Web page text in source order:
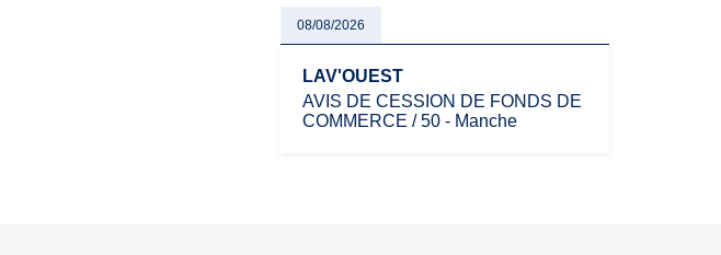
08/08/2026
LAV'OUEST
AVIS DE CESSION DE FONDS DE
COMMERCE / 50 - Manche